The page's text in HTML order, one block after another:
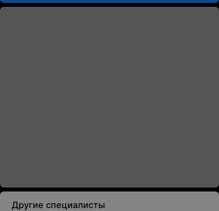
Другие специалисты